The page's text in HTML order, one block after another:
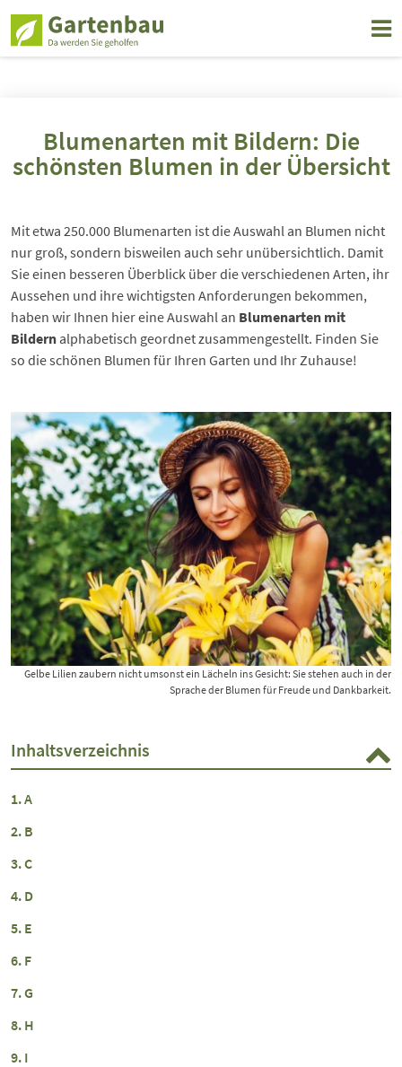
Blumenarten mit Bildern: Die
schönsten Blumen in der Übersicht
Mit etwa 250.000 Blumenarten ist die Auswahl an Blumen nicht
nur groß, sondern bisweilen auch sehr unübersichtlich. Damit
Sie einen besseren Überblick über die verschiedenen Arten, ihr
Aussehen und ihre wichtigsten Anforderungen bekommen,
haben wir Ihnen hier eine Auswahl an Blumenarten mit
Bildern alphabetisch geordnet zusammengestellt. Finden Sie
so die schönen Blumen für Ihren Garten und Ihr Zuhause!
Gelbe Lilien zaubern nicht umsonst ein Lächeln ins Gesicht: Sie stehen auch in der
Sprache der Blumen für Freude und Dankbarkeit.
Inhaltsverzeichnis
A
B
C
D
E
F
G
H
I